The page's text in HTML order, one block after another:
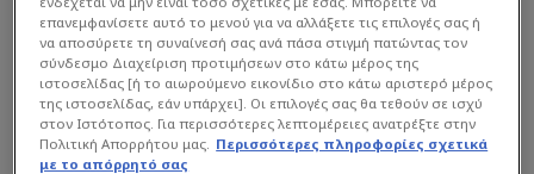
επανεμφανίσετε αυτό το μενού για να αλλάξετε τις επιλογές σας ή
να αποσύρετε τη συναίνεσή σας ανά πάσα στιγμή πατώντας τον
σύνδεσμο Διαχείριση προτιμήσεων στο κάτω μέρος της
ιστοσελίδας [ή το αιωρούμενο εικονίδιο στο κάτω αριστερό μέρος
της ιστοσελίδας, εάν υπάρχει]. Οι επιλογές σας θα τεθούν σε ισχύ
στον Ιστότοπος. Για περισσότερες λεπτομέρειες ανατρέξτε στην
Πολιτική Απορρήτου μας. Περισσότερες πληροφορίες σχετικά
με το απόρρητό σας